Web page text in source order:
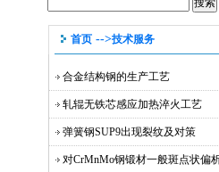
首页-->技术服务
合金结构钢的生产工艺
轧辊无铁芯感应加热淬火工艺
弹簧钢SUP9出现裂纹及对策
对CrMnMo钢锻材一般斑点状偏